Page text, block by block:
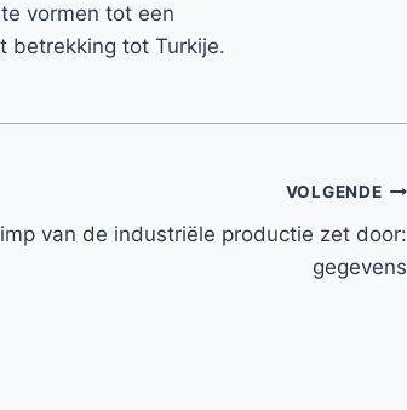
vormen tot een
betrekking tot Turkije.
VOLGENDE
van de industriële productie zet door:
gegevens